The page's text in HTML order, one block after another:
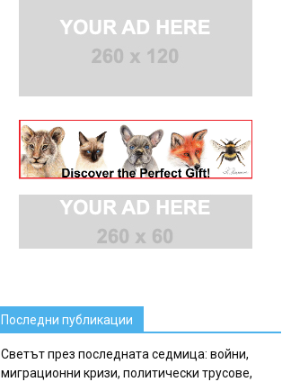
Последни публикации
Светът през последната седмица: войни,
миграционни кризи, политически трусове,